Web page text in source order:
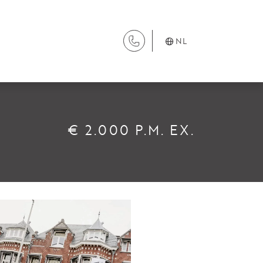
NL
€ 2.000 P.M. EX.
Beheer
Verkoop
Nieuwbouw